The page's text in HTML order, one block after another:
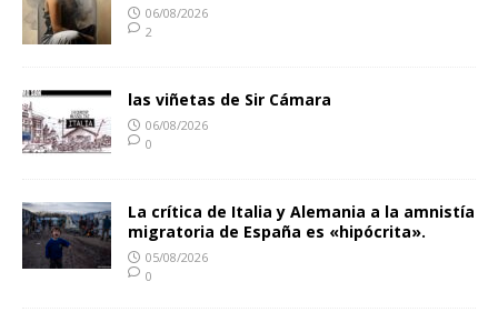
06/08/2026
2
las viñetas de Sir Cámara
06/08/2026
0
La crítica de Italia y Alemania a la amnistía
migratoria de España es «hipócrita».
05/08/2026
0